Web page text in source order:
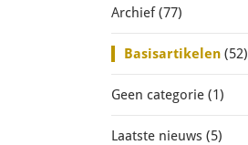
Archief(77)
Basisartikelen (52)
Geen categorie (1)
Laatste nieuws (5)